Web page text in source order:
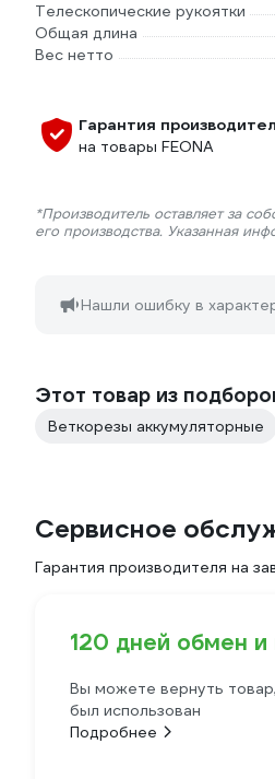
Телескопические рукоятки
Общая длина
Вес нетто
Гарантия
на товары FEONA
*Производитель оставляет за
его производства. Указанная
Нашли ошибку в
Этот товар из
Веткорезы аккумуляторные
Сервисное
Гарантия производителя на
120 дней обмен и
Вы можете вернуть
был использован
Подробнее